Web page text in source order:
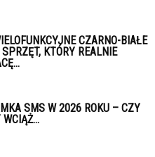
CZARNO-BIAŁE
KTÓRY REALNIE
SMS W 2026 ROKU – CZY